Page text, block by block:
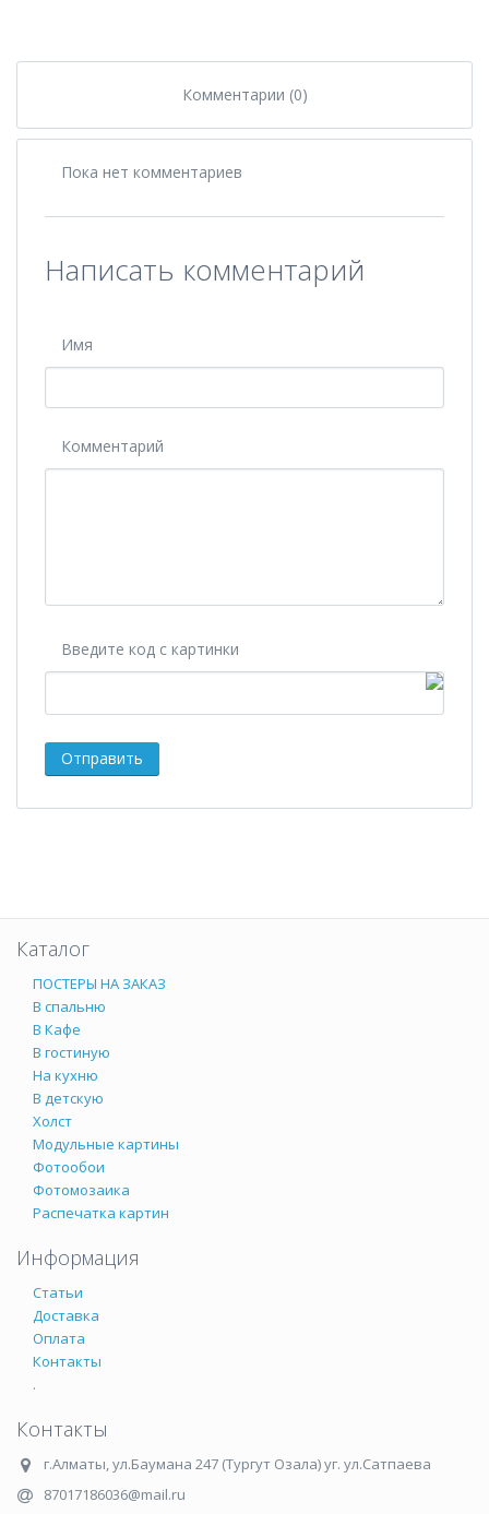
Комментарии (0)
Пока нет комментариев
Написать комментарий
Имя
Комментарий
Введите код с картинки
Каталог
ПОСТЕРЫ НА ЗАКАЗ
В спальню
В Кафе
В гостиную
На кухню
В детскую
Холст
Модульные картины
Фотообои
Фотомозаика
Распечатка картин
Информация
Статьи
Доставка
Оплата
Контакты
.
Контакты
г.Алматы,ул.Баумана 247 (Тургут Озала) уг. ул.Сатпаева
87017186036@mail.ru